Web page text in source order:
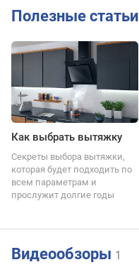
Полезные статьи
Как выбрать вытяжку
Секреты выбора вытяжки,
которая будет подходить по
всем параметрам и
прослужит долгие годы
Видеообзоры 1